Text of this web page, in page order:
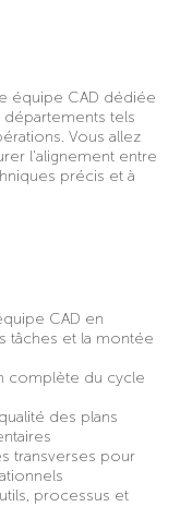
équipe CAD dédiée
tels
Vous allez
l’alignement entre
précis et à
CAD en
tâches et la montée
complète du cycle
des plans
transverses pour
processus et